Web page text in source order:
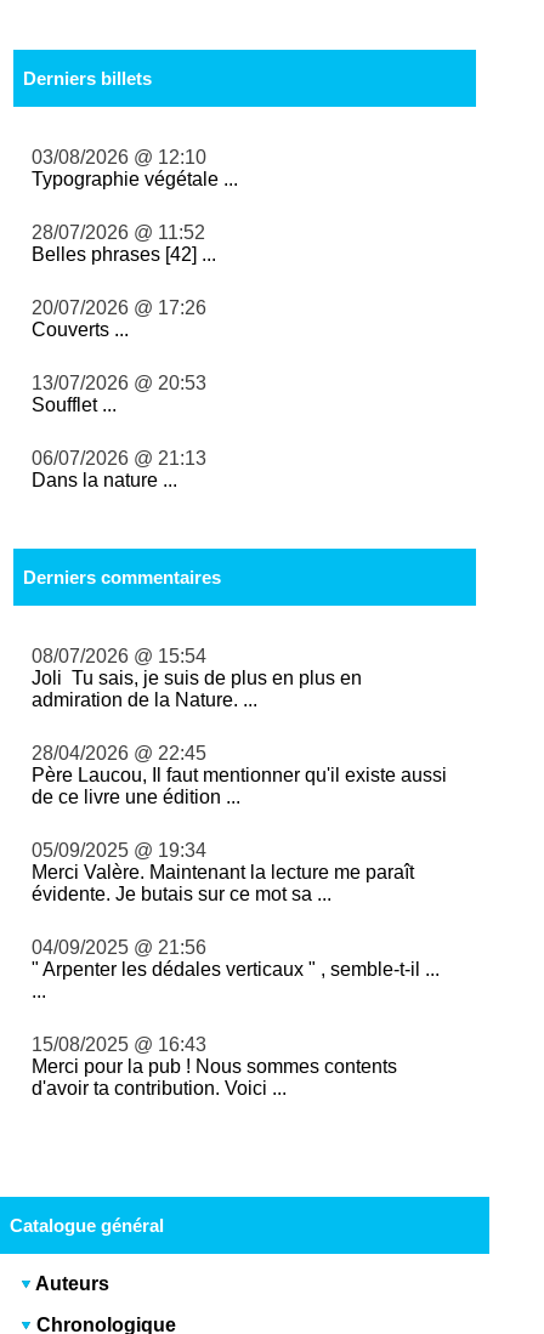
Derniers billets
03/08/2026 @ 12:10
Typographie végétale ...
28/07/2026 @ 11:52
Belles phrases [42] ...
20/07/2026 @ 17:26
Couverts ...
13/07/2026 @ 20:53
Soufflet ...
06/07/2026 @ 21:13
Dans la nature ...
Derniers commentaires
08/07/2026 @ 15:54
Joli Tu sais, je suis de plus en plus en
admiration de la Nature. ...
28/04/2026 @ 22:45
Père Laucou, Il faut mentionner qu'il existe aussi
de ce livre une édition ...
05/09/2025 @ 19:34
Merci Valère. Maintenant la lecture me paraît
évidente. Je butais sur ce mot sa ...
04/09/2025 @ 21:56
" Arpenter les dédales verticaux " , semble-t-il ...
...
15/08/2025 @ 16:43
Merci pour la pub ! Nous sommes contents
d'avoir ta contribution. Voici ...
Catalogue général
Auteurs
Chronologique